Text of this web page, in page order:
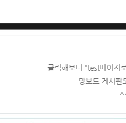
클릭해보니 "test페이지
망보드 게시판